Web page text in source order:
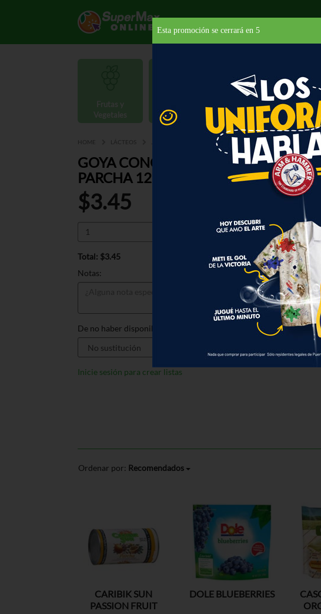
Mariscos
Provisiones
HOME LÁCTEOS CONGELADOS GOYA CONCENTRADO
GOYA CONCENTRADO CONGELADO
PARCHA 12 OZ
$3.45
Total: $3.45
Notas:
De no haber disponible, sustituir por:
Inicie sesión para crear listas
Ordenar por: Recomendados
CARIBIK SUN
PASSION FRUIT
DOLE BLUEBERRIES
Esta promoción se cerrará en 5